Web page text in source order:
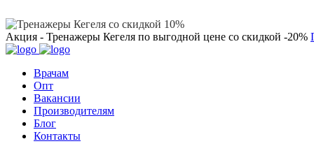
Акция - Тренажеры Кегеля по выгодной цене со скидкой -20%
Врачам
Опт
Вакансии
Производителям
Блог
Контакты